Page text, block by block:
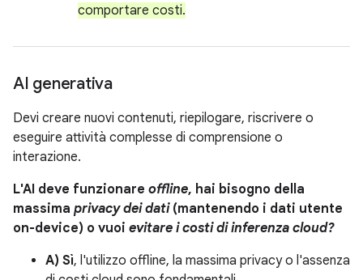
comportare costi.
AI generativa
Devi creare nuovi contenuti, riepilogare, riscrivere o
eseguire attività complesse di comprensione o
interazione.
L'AI deve funzionare offline, hai bisogno della
massima privacy dei dati(mantenendo i dati utente
on-device) o vuoi evitare i costi di inferenza cloud?
A) Sì, l'utilizzo offline, la massima privacy o l'assenza